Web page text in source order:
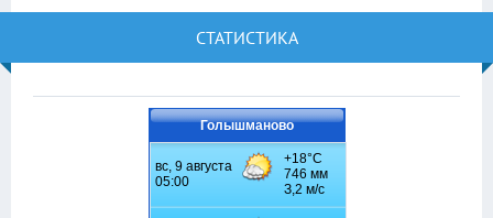
СТАТИСТИКА
Голышманово